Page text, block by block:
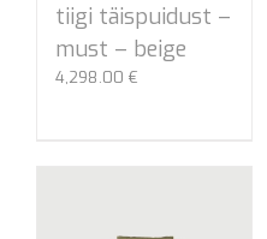
tiigi täispuidust –
must – beige
4,298.00 €